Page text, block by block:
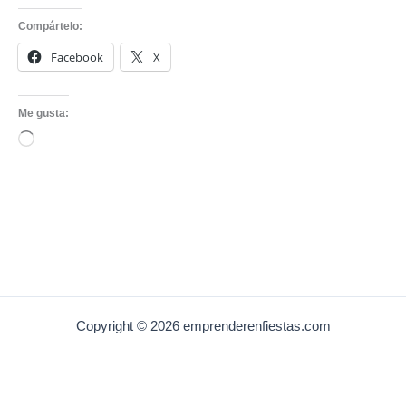
Compártelo:
Facebook X
Me gusta:
Loading…
Copyright © 2026 emprenderenfiestas.com